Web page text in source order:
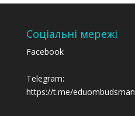
Соціальні мережі
Facebook
Telegram:
https://t.me/eduombudsman